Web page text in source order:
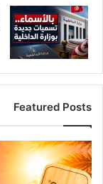
Featured Posts
الحرارة
تصعد
من